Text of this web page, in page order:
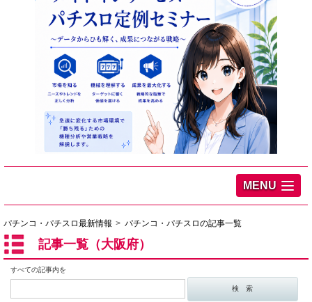
MENU
パチンコ・パチスロ最新情報 パチンコ・パチスロの記事一覧
記事一覧（大阪府）
すべての記事内を